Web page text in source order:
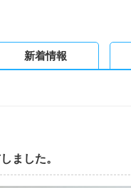
新着情報
ました。